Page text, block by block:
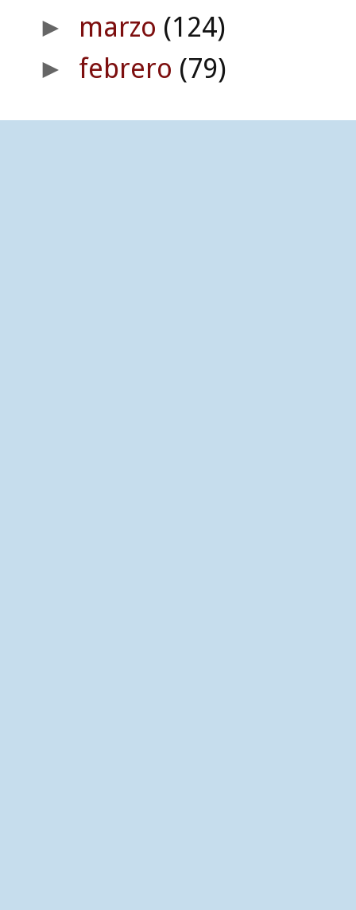
► marzo (124)
► febrero (79)